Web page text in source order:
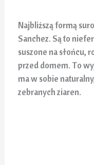
Najbliższą formą
Sanchez. Są to
suszone na słońcu,
przed domem. To
ma w sobie
zebranych ziaren.